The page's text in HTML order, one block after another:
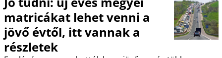
matricákat lehet venni a
jövő évtől, itt vannak a
részletek